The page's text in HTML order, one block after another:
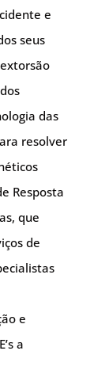
e
seus
das
resolver
Resposta
que
de
e
a